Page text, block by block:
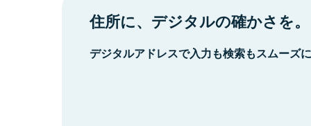
住所に、デジタルの確かさを。
デジタルアドレスで入力も検索もスムーズ